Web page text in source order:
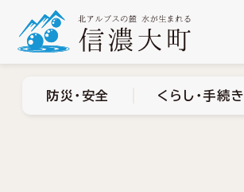
防災・安全 くらし・手続き